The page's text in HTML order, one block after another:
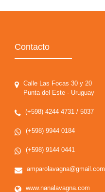
Contacto
Calle Las Focas 30 y 20
Punta del Este - Uruguay
(+598) 4244 4731 / 5037
(+598) 9944 0184
(+598) 9144 0441
amparolavagna@gmail.com
www.nanalavagna.com